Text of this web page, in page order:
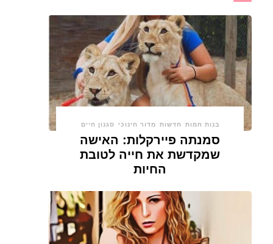
בנות חמות חדשות מדור חינוכי סגנון חיים
סמנתה פיירקלות: האישה
שמקדשת את חייה לטובת
החיות